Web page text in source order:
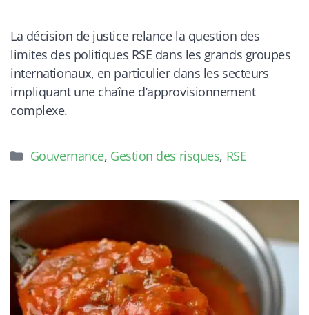
La décision de justice relance la question des
limites des politiques RSE dans les grands groupes
internationaux, en particulier dans les secteurs
impliquant une chaîne d’approvisionnement
complexe.
Catégories
Gouvernance, Gestion des risques, RSE